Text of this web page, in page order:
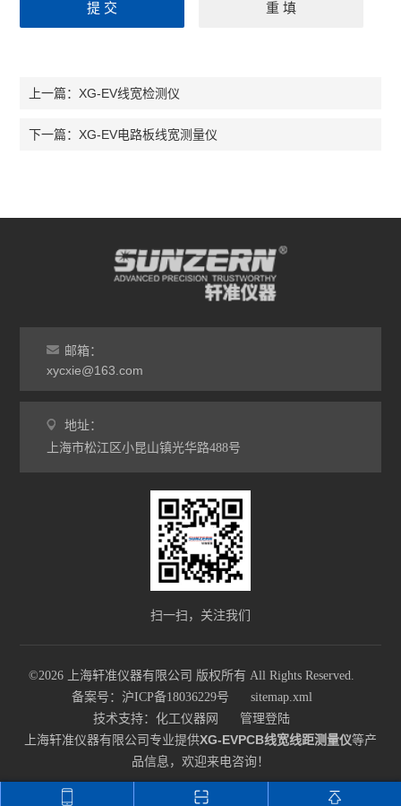
上一篇：XG-EV线宽检测仪
下一篇：XG-EV电路板线宽测量仪
邮箱：
xycxie@163.com
地址：
上海市松江区小昆山镇光华路488号
扫一扫，关注我们
©2026 上海轩准仪器有限公司 版权所有 All Rights Reserved.
备案号：沪ICP备18036229号
sitemap.xml
技术支持： 化工仪器网 管理登陆
上海轩准仪器有限公司专业提供XG-EVPCB线宽线距测量仪等产
品信息，欢迎来电咨询！